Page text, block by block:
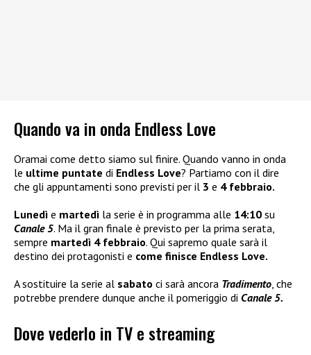
Quando va in onda Endless Love
Oramai come detto siamo sul finire. Quando vanno in onda
le ultime puntate di Endless Love? Partiamo con il dire
che gli appuntamenti sono previsti per il 3 e 4 febbraio.
Lunedì e martedì la serie è in programma alle 14:10 su
Canale 5. Ma il gran finale è previsto per la prima serata,
sempre martedì 4 febbraio. Qui sapremo quale sarà il
destino dei protagonisti e come finisce Endless Love.
A sostituire la serie al sabato ci sarà ancora Tradimento, che
potrebbe prendere dunque anche il pomeriggio di Canale 5.
Dove vederlo in TV e streaming